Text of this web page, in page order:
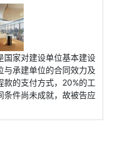
国家对建设单位基本建设
与承建单位的合同效力及
款的支付方式，20%的工
条件尚未成就，故被告应